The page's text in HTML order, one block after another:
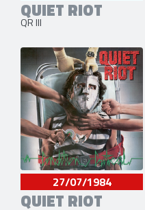
QUIET RIOT
QR III
27/07/1984
QUIET RIOT